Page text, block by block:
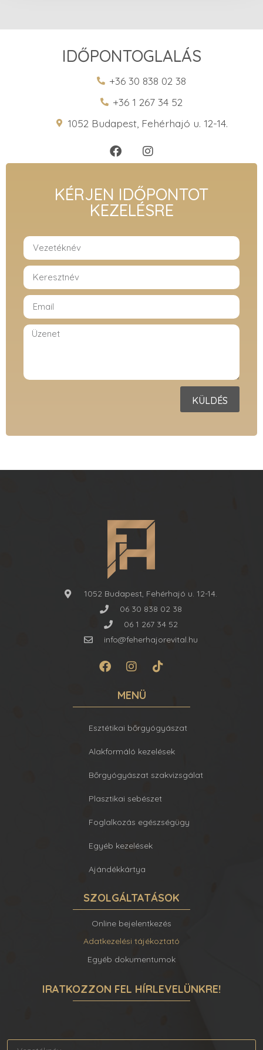
IDŐPONTOGLALÁS
+36 30 838 02 38
+36 1 267 34 52
1052 Budapest, Fehérhajó u. 12-14.
KÉRJEN IDŐPONTOT
KEZELÉSRE
KÜLDÉS
1052 Budapest, Fehérhajó u. 12-14.
06 30 838 02 38
06 1 267 34 52
info@feherhajorevital.hu
MENÜ
Esztétikai bőrgyógyászat
Alakformáló kezelések
Bőrgyógyászat szakvizsgálat
Plasztikai sebészet
Foglalkozás egészségügy
Egyéb kezelések
Ajándékkártya
SZOLGÁLTATÁSOK
Online bejelentkezés
Adatkezelési tájékoztató
Egyéb dokumentumok
IRATKOZZON FEL HÍRLEVELÜNKRE!